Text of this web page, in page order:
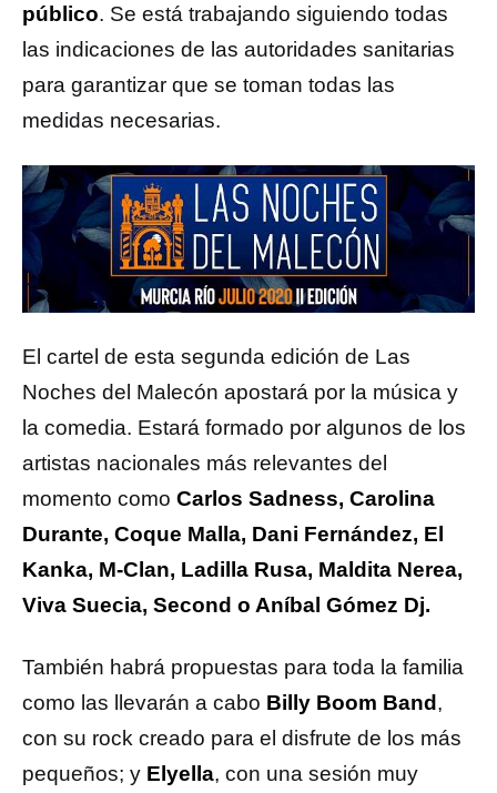
público. Se está trabajando siguiendo todas
las indicaciones de las autoridades sanitarias
para garantizar que se toman todas las
medidas necesarias.
El cartel de esta segunda edición de Las
Noches del Malecón apostará por la música y
la comedia. Estará formado por algunos de los
artistas nacionales más relevantes del
momento como Carlos Sadness, Carolina
Durante, Coque Malla, Dani Fernández, El
Kanka, M-Clan, Ladilla Rusa, Maldita Nerea,
Viva Suecia, Second o Aníbal Gómez Dj.
También habrá propuestas para toda la familia
como las llevarán a cabo Billy Boom Band,
con su rock creado para el disfrute de los más
pequeños; y Elyella, con una sesión muy